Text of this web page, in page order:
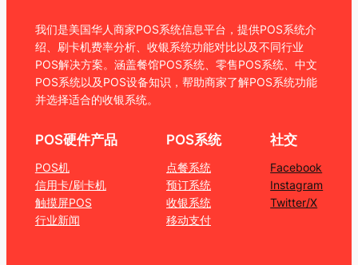
我们是美国华人商家POS系统信息平台，提供POS系统介
绍、刷卡机费率分析、收银系统功能对比以及不同行业
POS解决方案。涵盖餐馆POS系统、零售POS系统、中文
POS系统以及POS设备知识，帮助商家了解POS系统功能
并选择适合的收银系统。
POS硬件产品
POS机
信用卡/刷卡机
触摸屏POS
行业新闻
POS系统
点餐系统
预订系统
收银系统
移动支付
社交
Facebook
Instagram
Twitter/X